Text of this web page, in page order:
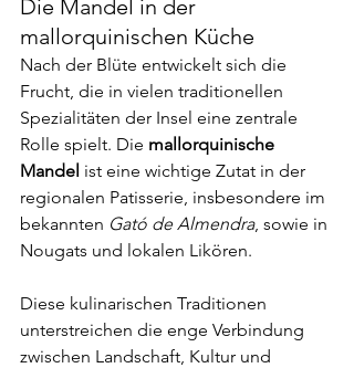
Die Mandel in der
mallorquinischen Küche
Nach der Blüte entwickelt sich die
Frucht, die in vielen traditionellen
Spezialitäten der Insel eine zentrale
Rolle spielt. Die mallorquinische
Mandel ist eine wichtige Zutat in der
regionalen Patisserie, insbesondere im
bekannten Gató de Almendra, sowie in
Nougats und lokalen Likören.
Diese kulinarischen Traditionen
unterstreichen die enge Verbindung
zwischen Landschaft, Kultur und